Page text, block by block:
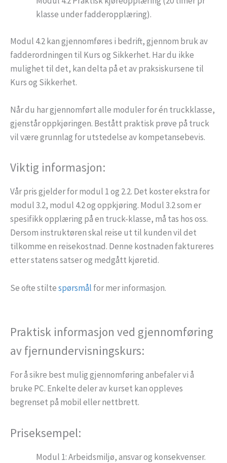
klasse under fadderopplæring).
Modul 4.2 kan gjennomføres i bedrift, gjennom bruk av
fadderordningen til Kurs og Sikkerhet. Har du ikke
mulighet til det, kan delta på et av praksiskursene til
Kurs og Sikkerhet.
Når du har gjennomført alle moduler for én truckklasse,
gjenstår oppkjøringen. Bestått praktisk prøve på truck
vil være grunnlag for utstedelse av kompetansebevis.
Viktig informasjon:
Vår pris gjelder for modul 1 og 2.2. Det koster ekstra for
modul 3.2, modul 4.2 og oppkjøring. Modul 3.2 som er
spesifikk opplæring på en truck-klasse, må tas hos oss.
Dersom instruktøren skal reise ut til kunden vil det
tilkomme en reisekostnad. Denne kostnaden faktureres
etter statens satser og medgått kjøretid.
Se ofte stiltespørsmål for mer informasjon.
Praktisk informasjon ved gjennomføring
av fjernundervisningskurs:
For å sikre best mulig gjennomføring anbefaler vi å
bruke PC. Enkelte deler av kurset kan oppleves
begrenset på mobil eller nettbrett.
Priseksempel:
Modul 1: Arbeidsmiljø, ansvar og konsekvenser.